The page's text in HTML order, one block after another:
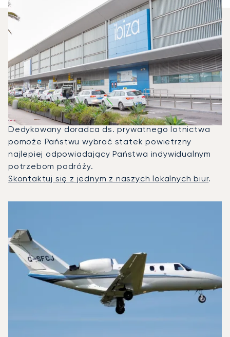
Jakie Typy Samolotów Mogę
Wyczarterować, Aby Polecieć
Między Genewą A Ibizą?
W 2025 roku Citation CJ1, Beechjet 400A i PC-12
NG były najczęściej wykorzystywanymi prywatnymi
odrzutowcami na trasie Ibiza — Genewa.
Dedykowany doradca ds. prywatnego lotnictwa
pomoże Państwu wybrać statek powietrzny
najlepiej odpowiadający Państwa indywidualnym
potrzebom podróży.
Skontaktuj się z jednym z naszych lokalnych biur.
Zasięg (NM)